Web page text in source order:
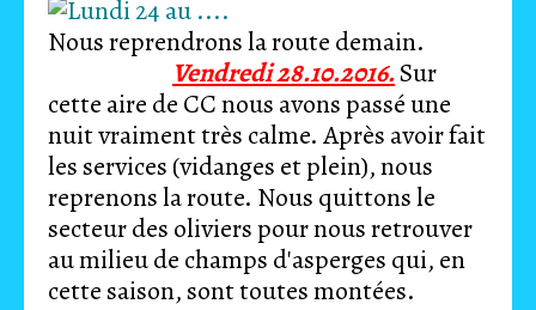
Nous reprendrons la route demain.
Vendredi 28.10.2016.Sur
cette aire de CC nous avons passé une
nuit vraiment très calme. Après avoir fait
les services (vidanges et plein), nous
reprenons la route. Nous quittons le
secteur des oliviers pour nous retrouver
au milieu de champs d'asperges qui, en
cette saison, sont toutes montées.